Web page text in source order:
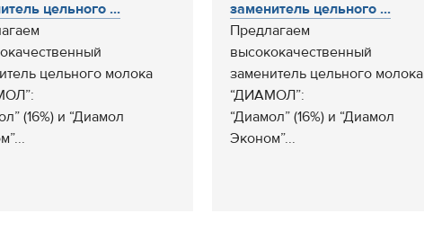
цельного ...
цельного молока
(16%) и “Диамол
заменитель цельного ...
Предлагаем
высококачественный
заменитель цельного молока
“ДИАМОЛ”:
“Диамол” (16%) и “Диамол
Эконом”...